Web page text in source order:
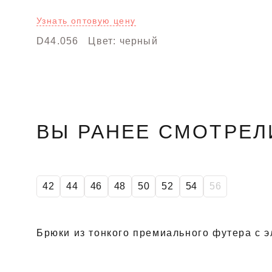
Узнать оптовую цену
D44.056 Цвет: черный
ВЫ РАНЕЕ
42 44 46 48 50 52 54 56
Брюки из тонкого премиального футера с